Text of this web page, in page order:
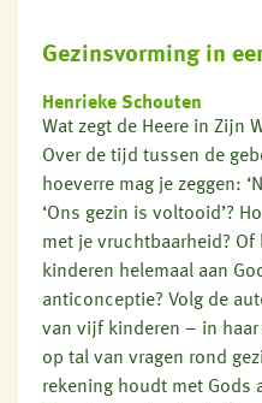
Gezinsvorming in
Henrieke Schouten
Wat zegt de Heere in Zijn
Over de tijd tussen de
hoeverre mag je zeggen:
‘Ons gezin is voltooid’?
met je vruchtbaarheid?
kinderen helemaal aan
anticonceptie? Volg de
van vijf kinderen – in
op tal van vragen rond
rekening houdt met Gods